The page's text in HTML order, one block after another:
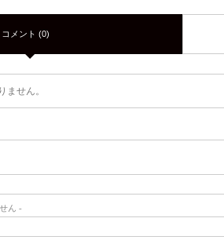
コメント (0)
ません。
ん -